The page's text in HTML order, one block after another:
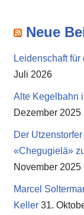
Neue
Leidenschaft
Juli 2026
Alte Kegelbahn
Dezember 2025
Der
«Chegugielä»
November 2025
Marcel
Keller 31.